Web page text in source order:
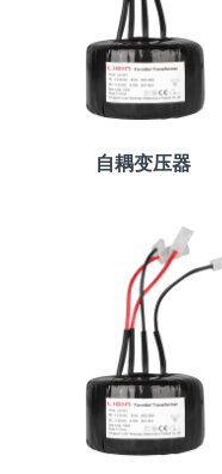
自耦变压器